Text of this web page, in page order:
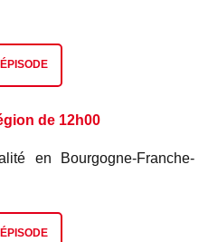
de 12h00
en Bourgogne-Franche-